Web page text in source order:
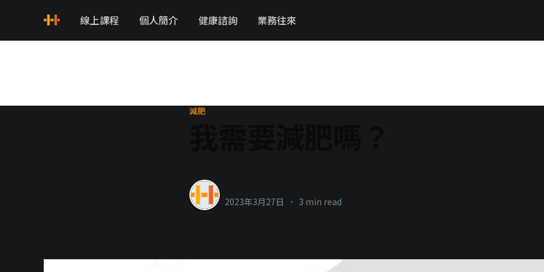
線上課程 個人簡介 健康諮詢 業務往來
減肥
2023年3月27日 • 3 min read